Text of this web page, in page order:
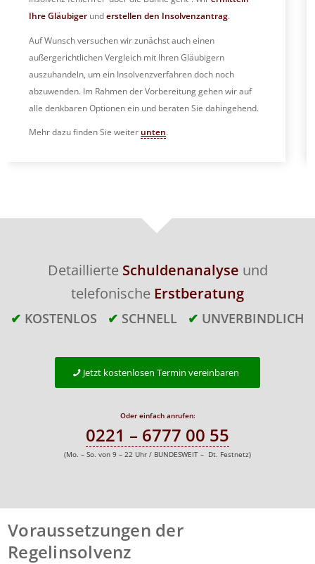
Ihre Gläubiger understellen den Insolvenzantrag.
Auf Wunsch versuchen wir zunächst auch einen
außergerichtlichen Vergleich mit Ihren Gläubigern
auszuhandeln, um ein Insolvenzverfahren doch noch
abzuwenden. Im Rahmen der Vorbereitung gehen wir auf
alle denkbaren Optionen ein und beraten Sie dahingehend.
Mehr dazu finden Sie weiter unten.
Detaillierte Schuldenanalyse und
telefonische Erstberatung
✔ KOSTENLOS ✔ SCHNELL ✔ UNVERBINDLICH
Jetzt kostenlosen Termin vereinbaren
Oder einfach anrufen:
0221 – 6777 00 55
(Mo. – So. von 9 – 22 Uhr / BUNDESWEIT – Dt. Festnetz)
Voraussetzungen der
Regelinsolvenz